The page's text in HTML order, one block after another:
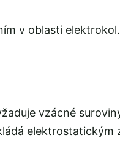
v oblasti
vzácné
elektrostatickým